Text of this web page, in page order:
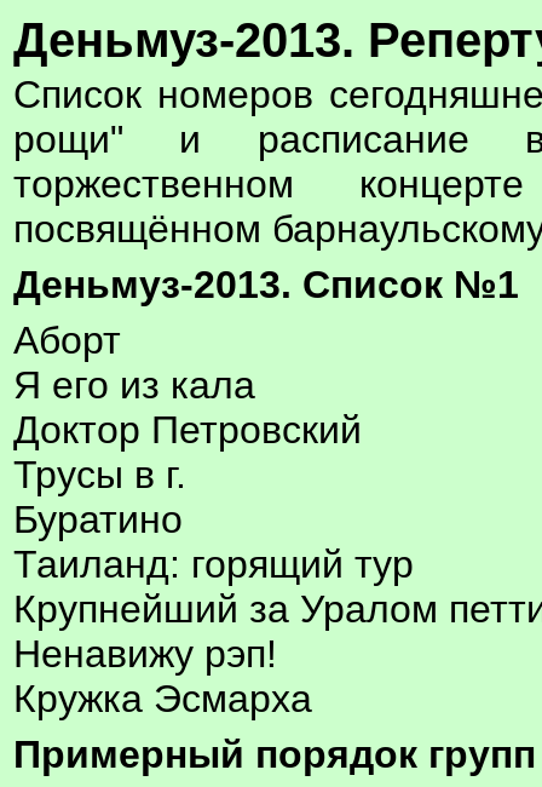
Деньмуз-2013.
Список номеров
рощи" и расписание
торжественном
посвящённом
Деньмуз-2013. Список №1
Аборт
Я его из кала
Доктор Петровский
Трусы в г.
Буратино
Таиланд: горящий тур
Крупнейший за Уралом
Ненавижу рэп!
Кружка Эсмарха
Примерный порядок групп